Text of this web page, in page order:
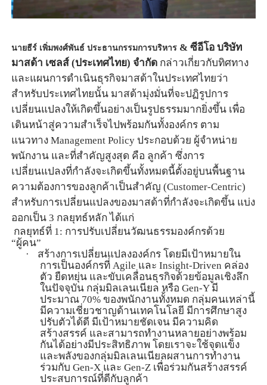
นายธีร์ เพิ่มพงศ์พันธ์ ประธานกรรมการบริหาร & ซีอีโอ บริษัท
มาสด้า เซลส์ (ประเทศไทย) จำกัดกล่าวเกี่ยวกับทิศทาง
และแผนการดำเนินธุรกิจมาสด้าในประเทศไทยว่า
สำหรับประเทศไทยนั้น มาสด้ามุ่งมั่นที่จะปฏิรูปการ
เปลี่ยนแปลงให้เกิดขึ้นอย่างเป็นรูปธรรมมากยิ่งขึ้น เพื่อ
เดินหน้าสู่ความสำเร็จไปพร้อมกันทั้งองค์กร ตาม
แนวทาง Management Policy ประกอบด้วย ผู้จำหน่าย
พนักงาน และที่สำคัญสูงสุด คือ ลูกค้า ซึ่งการ
เปลี่ยนแปลงที่กำลังจะเกิดขึ้นทั้งหมดนี้ตั้งอยู่บนพื้นฐาน
ความต้องการของลูกค้าเป็นสำคัญ (Customer-Centric)
สำหรับการเปลี่ยนแปลงของมาสด้าที่กำลังจะเกิดขึ้น แบ่ง
ออกเป็น 3 กลยุทธ์หลัก ได้แก่
กลยุทธ์ที่ 1: การปรับเปลี่ยนวัฒนธรรมองค์กรด้วย
“ผู้คน”
·
สร้างการเปลี่ยนแปลงองค์กร โดยมีเป้าหมายใน
การเป็นองค์กรที่ Agile และ Insight-Driven คล่อง
ตัว ยืดหยุ่น และขับเคลื่อนธุรกิจด้วยข้อมูลเชิงลึก
ในปัจจุบัน กลุ่มมิลเลนเนียล หรือ Gen-Y มี
ประมาณ 70% ของพนักงานทั้งหมด กลุ่มคนเหล่านี้
มีความเชี่ยวชาญด้านเทคโนโลยี มีการศึกษาสูง
ปรับตัวได้ดี มีเป้าหมายชัดเจน มีความคิด
สร้างสรรค์ และสามารถทำงานหลายอย่างพร้อม
กันได้อย่างมีประสิทธิภาพ โดยเราจะใช้จุดแข็ง
และพลังของกลุ่มมิลเลนเนียลผสานการทำงาน
ร่วมกับ Gen-X และ Gen-Z เพื่อร่วมกันสร้างสรรค์
ประสบการณ์ที่ดีกับลูกค้า